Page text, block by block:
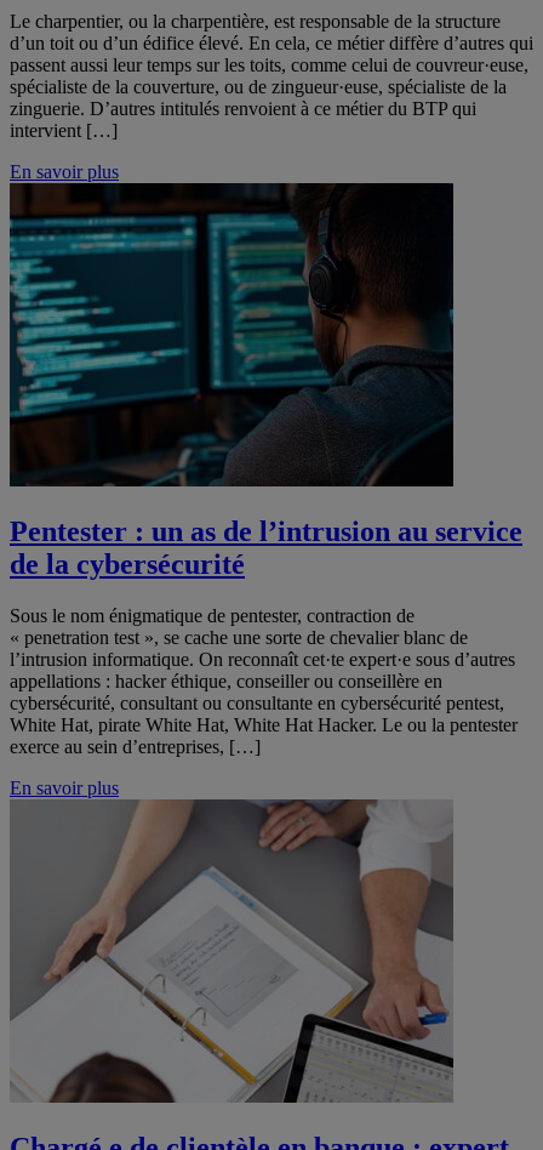
Le charpentier, ou la charpentière, est responsable de la structure
d’un toit ou d’un édifice élevé. En cela, ce métier diffère d’autres qui
passent aussi leur temps sur les toits, comme celui de couvreur·euse,
spécialiste de la couverture, ou de zingueur·euse, spécialiste de la
zinguerie. D’autres intitulés renvoient à ce métier du BTP qui
intervient […]
En savoir plus
Pentester : un as de l’intrusion au service
de la cybersécurité
Sous le nom énigmatique de pentester, contraction de
« penetration test », se cache une sorte de chevalier blanc de
l’intrusion informatique. On reconnaît cet·te expert·e sous d’autres
appellations : hacker éthique, conseiller ou conseillère en
cybersécurité, consultant ou consultante en cybersécurité pentest,
White Hat, pirate White Hat, White Hat Hacker. Le ou la pentester
exerce au sein d’entreprises, […]
En savoir plus